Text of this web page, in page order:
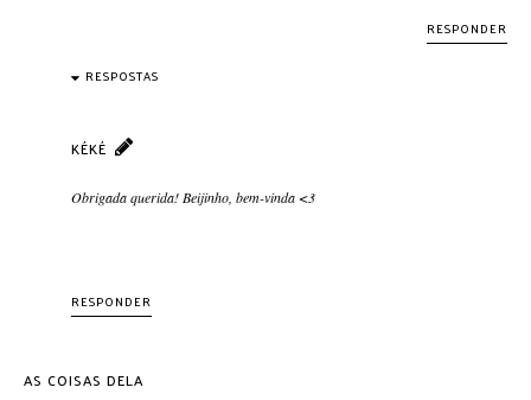
RESPONDER
RESPOSTAS
KÉKÉ
Obrigada querida! Beijinho, bem-vinda <3
RESPONDER
AS COISAS DELA